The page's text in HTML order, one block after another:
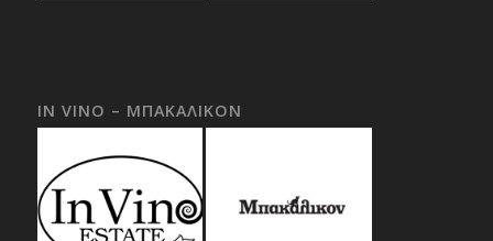
IN VINO – ΜΠΑΚΑΛΙΚΟΝ